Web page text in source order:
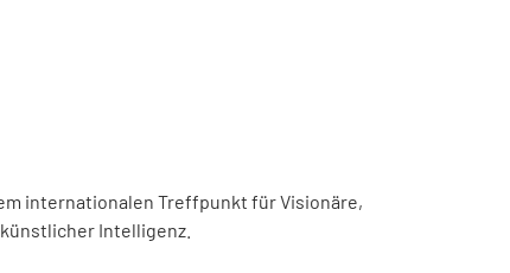
internationalen Treffpunkt für Visionäre,
Intelligenz.